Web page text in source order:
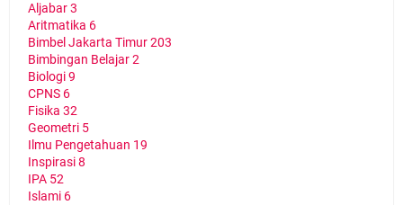
Aljabar3
Aritmatika 6
Bimbel Jakarta Timur203
Bimbingan Belajar2
Biologi9
CPNS 6
Fisika 32
Geometri 5
Ilmu Pengetahuan 19
Inspirasi8
IPA 52
Islami 6